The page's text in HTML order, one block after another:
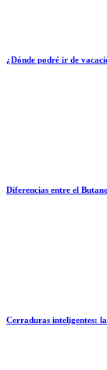
¿Dónde podré ir de
Diferencias entre el
Cerraduras inteligentes: